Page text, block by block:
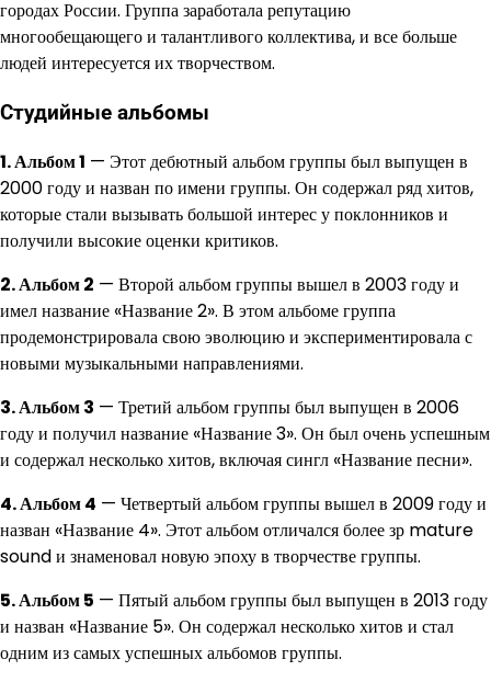
городах России. Группа заработала репутацию
многообещающего и талантливого коллектива, и все больше
людей интересуется их творчеством.
Студийные альбомы
1. Альбом 1 — Этот дебютный альбом группы был выпущен в
2000 году и назван по имени группы. Он содержал ряд хитов,
которые стали вызывать большой интерес у поклонников и
получили высокие оценки критиков.
2. Альбом 2 — Второй альбом группы вышел в 2003 году и
имел название «Название 2». В этом альбоме группа
продемонстрировала свою эволюцию и экспериментировала с
новыми музыкальными направлениями.
3. Альбом 3 — Третий альбом группы был выпущен в 2006
году и получил название «Название 3». Он был очень успешным
и содержал несколько хитов, включая сингл «Название песни».
4. Альбом 4 — Четвертый альбом группы вышел в 2009 году и
назван «Название 4». Этот альбом отличался более зр mature
sound и знаменовал новую эпоху в творчестве группы.
5. Альбом 5 — Пятый альбом группы был выпущен в 2013 году
и назван «Название 5». Он содержал несколько хитов и стал
одним из самых успешных альбомов группы.